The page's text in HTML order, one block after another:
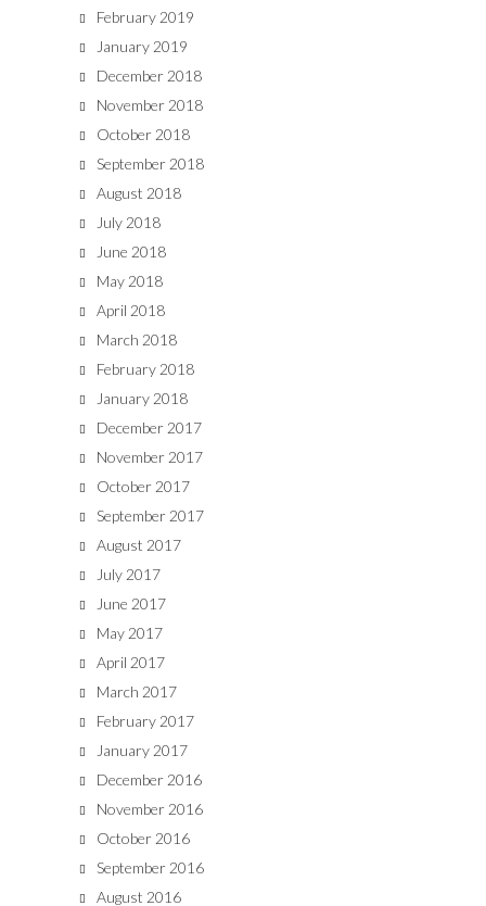
February 2019
January 2019
December 2018
November 2018
October 2018
September 2018
August 2018
July 2018
June 2018
May 2018
April 2018
March 2018
February 2018
January 2018
December 2017
November 2017
October 2017
September 2017
August 2017
July 2017
June 2017
May 2017
April 2017
March 2017
February 2017
January 2017
December 2016
November 2016
October 2016
September 2016
August 2016